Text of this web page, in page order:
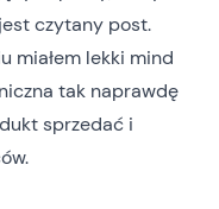
czytany post.
miałem lekki mind
tak naprawdę
sprzedać i